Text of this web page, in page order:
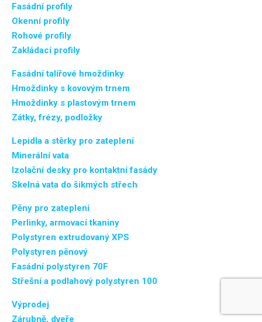
Fasádní profily
Okenní profily
Rohové profily
Zakládací profily
Fasádní talířové hmoždinky
Hmoždinky s kovovým trnem
Hmoždinky s plastovým trnem
Zátky, frézy, podložky
Lepidla a stěrky pro zateplení
Minerální vata
Izolační desky pro kontaktní fasády
Skelná vata do šikmých střech
Pěny pro zateplení
Perlinky, armovací tkaniny
Polystyren extrudovaný XPS
Polystyren pěnový
Fasádní polystyren 70F
Střešní a podlahový polystyren 100
Výprodej
Zárubně, dveře